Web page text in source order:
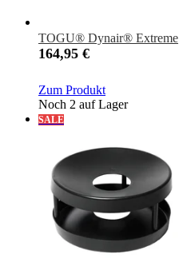
TOGU® Dynair® Extreme
164,95 €
Zum Produkt
Noch 2 auf Lager
SALE